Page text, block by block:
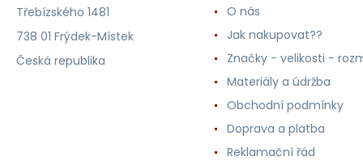
Třebízského 1481
738 01 Frýdek-Místek
Česká republika
O nás
Jak nakupovat??
Značky - velikosti -
Materiály a údržba
Obchodní podmínky
Doprava a platba
Reklamační řád